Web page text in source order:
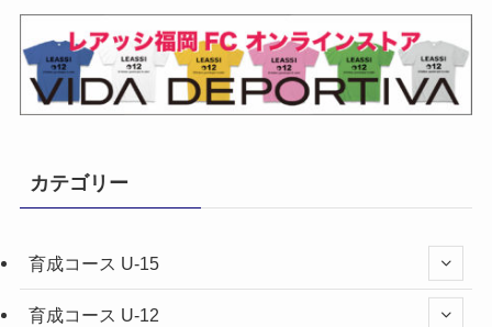
カテゴリー
育成コース U-15
育成コース U-12